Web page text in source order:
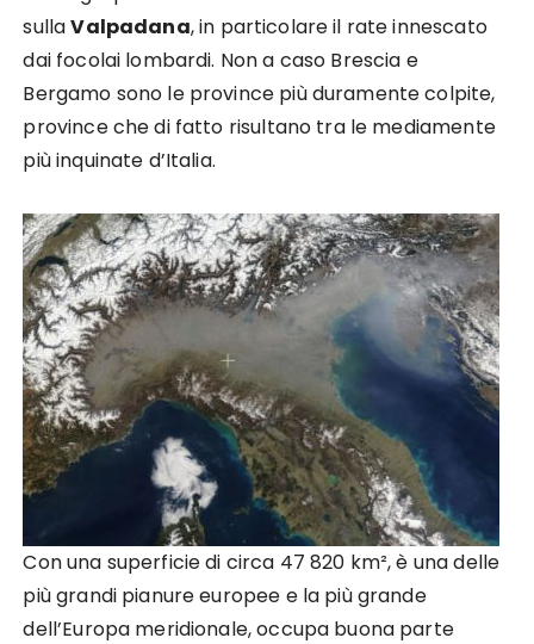
sullaValpadana, in particolare il rate innescato
dai focolai lombardi. Non a caso Brescia e
Bergamo sono le province più duramente colpite,
province che di fatto risultano tra le mediamente
più inquinate d’Italia.
Con una superficie di circa 47 820 km², è una delle
più grandi pianure europee e la più grande
dell’Europa meridionale, occupa buona parte